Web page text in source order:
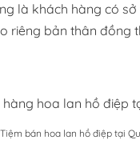
là khách hàng có
riêng bản thân đồng
Tiệm bán hoa lan hồ điệp tại